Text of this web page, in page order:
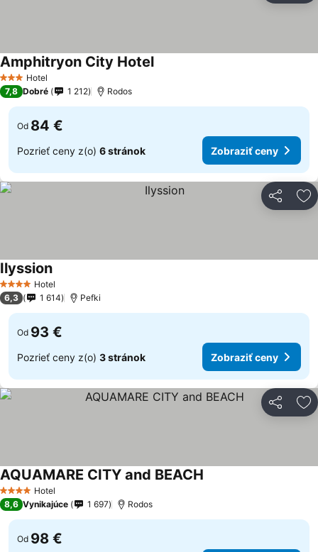
3 Počet hviezdičiek
Hotel
Amphitryon City Hotel
7,8 Dobré 1 212 Rodos
Od 84 €
Pozrieť ceny z(o) 6 stránok Zobraziť ceny
Zdieľať
4 Počet hviezdičiek
Hotel
Ilyssion
6,3 1 614 Pefki
Od 93 €
Pozrieť ceny z(o) 3 stránok Zobraziť ceny
Zdieľať
4 Počet hviezdičiek
Hotel
AQUAMARE CITY and BEACH
8,6 Vynikajúce 1 697 Rodos
Od 98 €